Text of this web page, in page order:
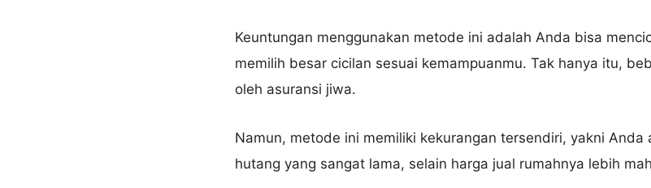
Keuntungan menggunakan metode ini adalah Anda bisa
memilih besar cicilan sesuai kemampuanmu. Tak hanya itu,
oleh asuransi jiwa.
Namun, metode ini memiliki kekurangan tersendiri, yakni Anda
hutang yang sangat lama, selain harga jual rumahnya lebih